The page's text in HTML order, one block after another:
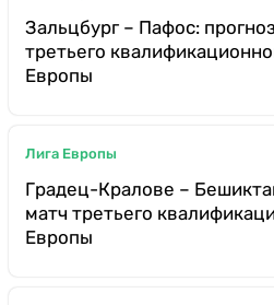
Зальцбург – Пафос:
третьего
Европы
Лига Европы
Градец-Кралове –
матч третьего
Европы